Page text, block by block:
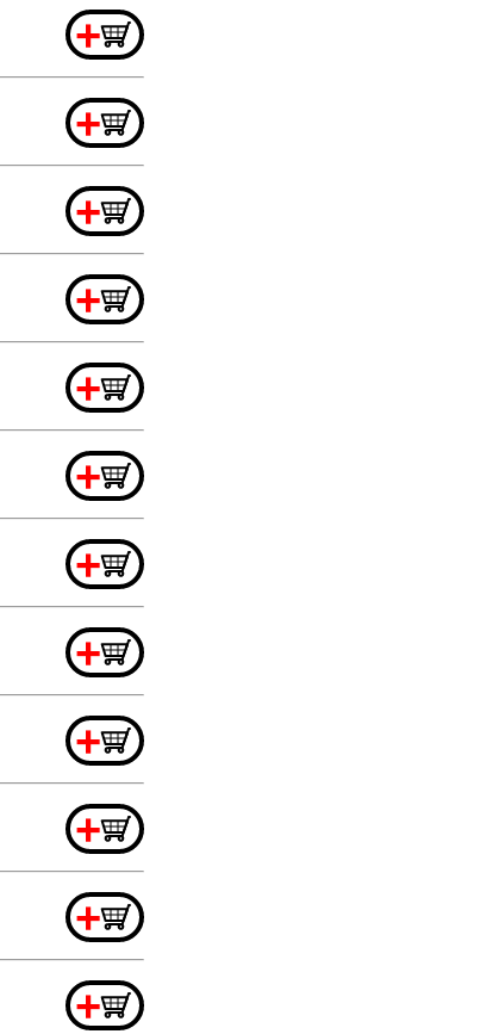
+
+
+
+
+
+
+
+
+
+
+
+